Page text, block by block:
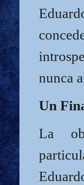
nunca
Un
La